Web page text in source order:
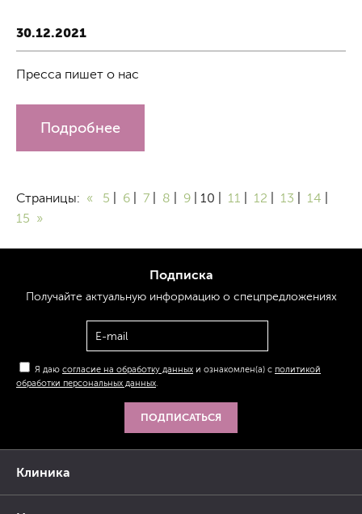
30.12.2021
Пресса пишет о нас
Подробнее
Страницы: « 5 6 7 8 9 | 10 | 11 12 13 14
15 »
Клиника
Подписка
Получайте актуальнуюинформациюо спецпредложениях
Я даю согласие на обработку данных и ознакомлен(а) с политикой
обработки персональных данных
ПОДПИСАТЬСЯ